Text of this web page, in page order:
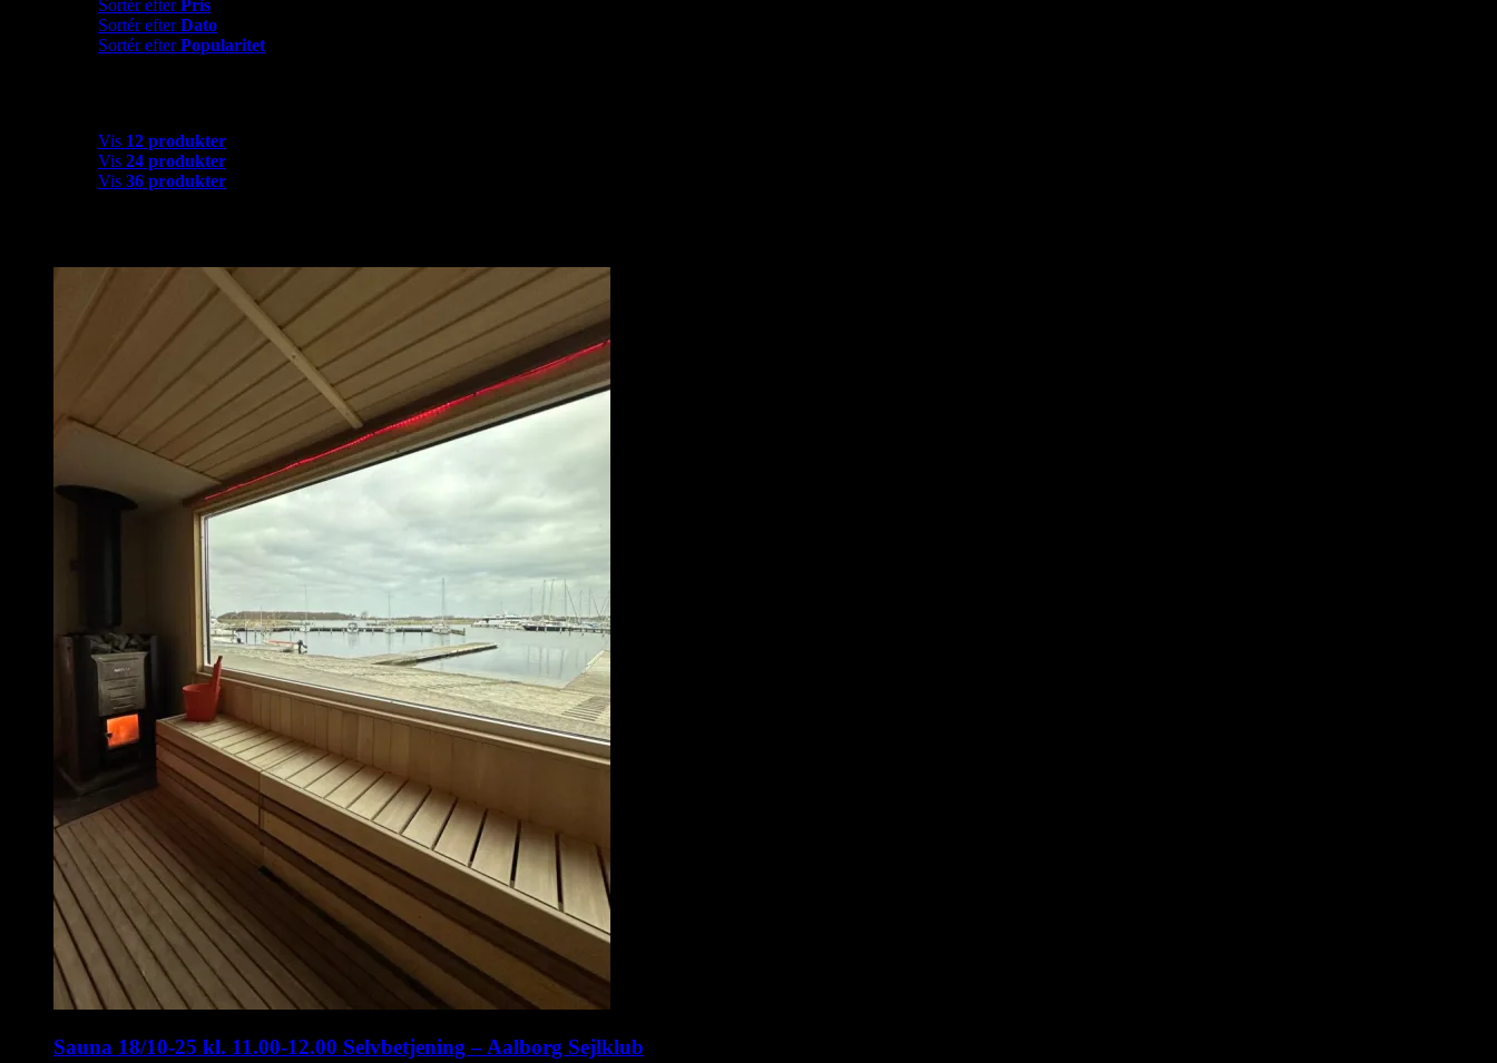
Sortér efter Pris
Sortér efterDato
Sortér efterPopularitet
Vis 12 produkter
Vis 24 produkter
Vis 36 produkter
Sauna 18/10-25 kl. 11.00-12.00 Selvbetjening – Aalborg Sejlklub